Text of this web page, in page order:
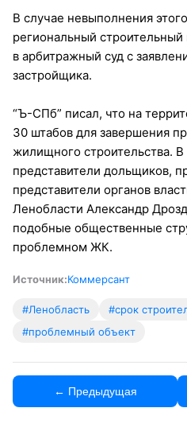
В случае невыполнения
региональный строительный
в арбитражный суд с
застройщика.
“Ъ-СПб” писал, что на
30 штабов для завершения
жилищного строительства. В
представители дольщиков,
представители органов
Ленобласти Александр
подобные общественные
проблемном ЖК.
Источник:Коммерсант
#Ленобласть
#срок
#проблемный объект
← Предыдущая